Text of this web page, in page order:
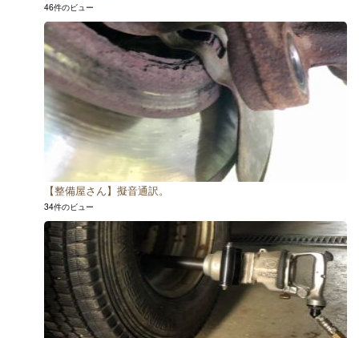
46件のビュー
【整備屋さん】擬音通訳。
34件のビュー